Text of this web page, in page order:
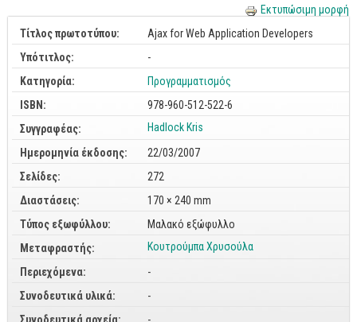
Ασφάλεια
Hardware
Γραφικά
After Effects
Acrobat
Illustrator
CorelDraw
3ds max
Maya
AutoCAD
Εκτυπώσιμη μορφή
Τίτλος πρωτοτύπου:
Ajax for Web Application Developers
Υπότιτλος:
-
Κατηγορία:
Προγραμματισμός
ISBN:
978-960-512-522-6
Συγγραφέας:
Hadlock Kris
Ημερομηνία έκδοσης:
22/03/2007
Σελίδες:
272
Διαστάσεις:
170 × 240 mm
Τύπος εξωφύλλου:
Μαλακό εξώφυλλο
Μεταφραστής:
Κουτρούμπα Χρυσούλα
Περιεχόμενα:
-
Συνοδευτικά υλικά:
-